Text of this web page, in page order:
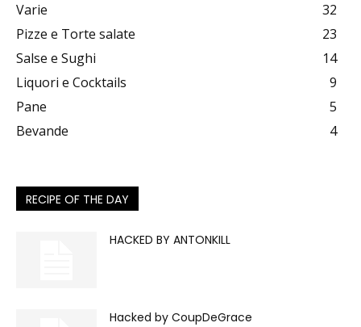
Varie
32
Pizze e Torte salate
23
Salse e Sughi
14
Liquori e Cocktails
9
Pane
5
Bevande
4
RECIPE OF THE DAY
HACKED BY ANTONKILL
Hacked by CoupDeGrace